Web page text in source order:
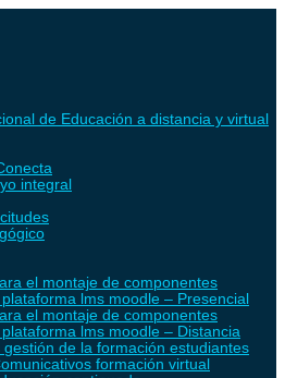
de Educación a distancia y virtual
integral
el montaje de componentes
lms moodle – Presencial
el montaje de componentes
lms moodle – Distancia
gestión de la formación estudiantes
formación virtual